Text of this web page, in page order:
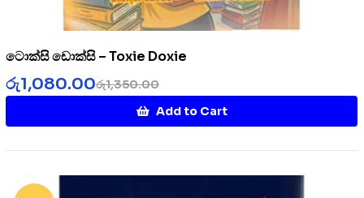
ටොක්සි ඩොක්සි – Toxie Doxie
රු1,350.00
රු1,080.00
Add to Cart